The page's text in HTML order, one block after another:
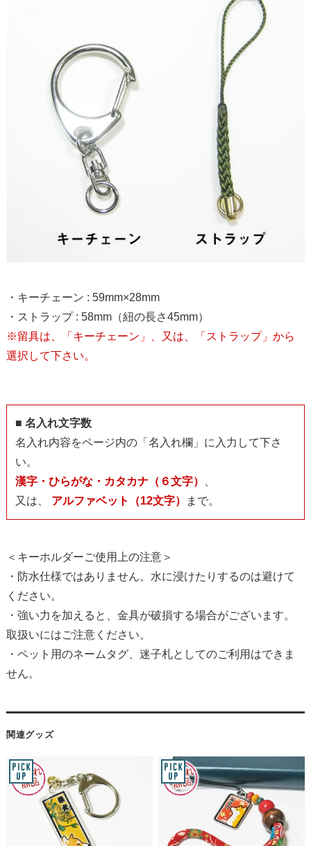
・キーチェーン : 59mm×28mm
・ストラップ : 58mm（紐の長さ45mm）
※留具は、「キーチェーン」、又は、「ストラップ」から
選択して下さい。
■ 名入れ文字数
名入れ内容をページ内の「名入れ欄」に入力して下さ
い。
漢字・ひらがな・カタカナ（６文字）
又は、 アルファベット（12文字） まで。
＜キーホルダーご使用上の注意＞
・防水仕様ではありません。水に浸けたりするのは避けて
ください。
・強い力を加えると、金具が破損する場合がございます。
取扱いにはご注意ください。
・ペット用のネームタグ、迷子札としてのご利用はできま
せん。
関連グッズ